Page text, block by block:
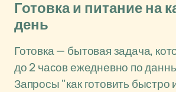
Готовка и питание на
день
Готовка — бытовая задача,
до 2 часов ежедневно по
Запросы "как готовить быстро